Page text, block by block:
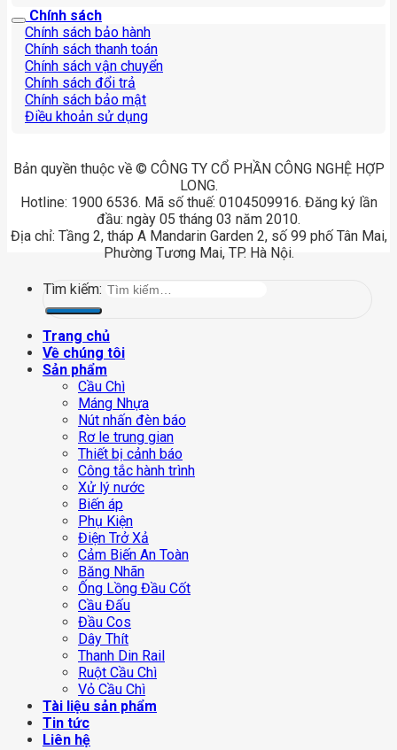
Chính sách
Chính sách bảo hành
Chính sách thanh toán
Chính sách vận chuyển
Chính sách đổi trả
Chính sách bảo mật
Điều khoản sử dụng
Bản quyền thuộc về © CÔNG TY CỔ PHẦN CÔNG NGHỆ HỢP
LONG.
Hotline: 1900 6536. Mã số thuế: 0104509916. Đăng ký lần
đầu: ngày 05 tháng 03 năm 2010.
Địa chỉ: Tầng 2, tháp A Mandarin Garden 2, số 99 phố Tân Mai,
Phường Tương Mai, TP. Hà Nội.
Tìm kiếm:
Trang chủ
Về chúng tôi
Sản phẩm
Cầu Chì
Máng Nhựa
Nút nhấn đèn báo
Rơ le trung gian
Thiết bị cảnh báo
Công tắc hành trình
Xử lý nước
Biến áp
Phụ Kiện
Điện Trở Xả
Cảm Biến An Toàn
Băng Nhãn
Ống Lồng Đầu Cốt
Cầu Đấu
Đầu Cos
Dây Thít
Thanh Din Rail
Ruột Cầu Chì
Vỏ Cầu Chì
Tài liệu sản phẩm
Tin tức
Liên hệ